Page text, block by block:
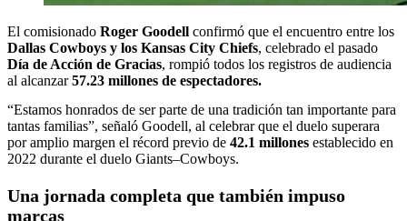
El comisionado Roger Goodell confirmó que el encuentro entre los
Dallas Cowboys y los Kansas City Chiefs, celebrado el pasado
Día de Acción de Gracias, rompió todos los registros de audiencia
al alcanzar57.23 millones de espectadores.
“Estamos honrados de ser parte de una tradición tan importante para
tantas familias”, señaló Goodell, al celebrar que el duelo superara
por amplio margen el récord previo de 42.1 millones establecido en
2022 durante el duelo Giants–Cowboys.
Una jornada completa que también impuso
marcas